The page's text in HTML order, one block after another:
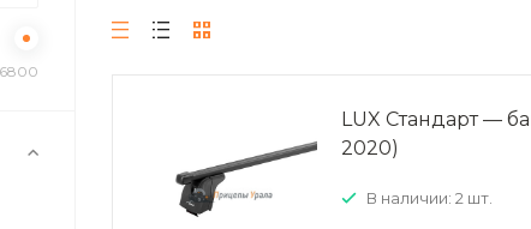
LUX Стандарт —
2020)
В наличии: 2 шт.